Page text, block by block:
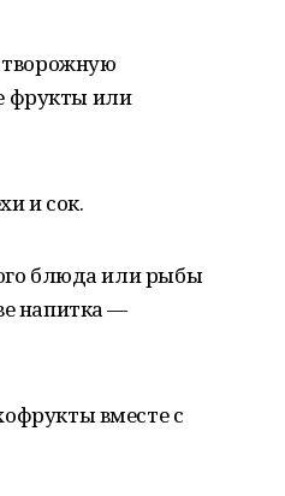
творожную
фрукты или
и сок.
блюда или рыбы
напитка —
вместе с